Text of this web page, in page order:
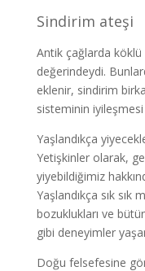
Sindirim ateşi
Antik çağlarda köklü
değerindeydi.
eklenir, sindirim
sisteminin iyileşmesi
Yaşlandıkça
Yetişkinler olarak,
yiyebildiğimiz
Yaşlandıkça sık sık
bozuklukları ve
gibi deneyimler
Doğu felsefesine